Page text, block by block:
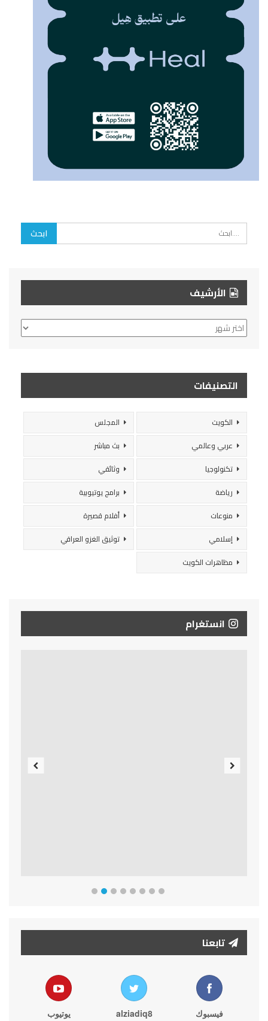
الأرشيف
الأرشيف
التصنيفات
الكويت
المجلس
عربي وعالمي
بث مباشر
تكنولوجيا
وثائقي
رياضة
برامج يوتيوبية
منوعات
أفلام قصيرة
إسلامي
توثيق الغزو العراقي
مظاهرات الكويت
انستغرام
تابعنا
فيسبوك alziadiq8 يوتيوب